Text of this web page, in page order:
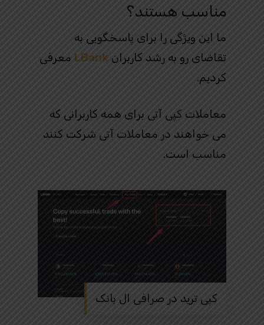
مناسب هستند؟
ما این ویژگی را برای پاسخگویی به
تقاضای رو به رشد کاربران LBank معرفی
کردیم.
معاملات کپی آتی برای همه کاربرانی که
می خواهند در معاملات آتی شرکت کنند
مناسب است.
کپی ترید در صرافی ال بانک